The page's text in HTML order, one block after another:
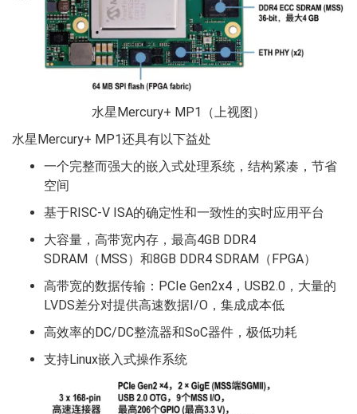
水星Mercury+ MP1（上视图）
水星Mercury+ MP1还具有以下益处
一个完整而强大的嵌入式处理系统，结构紧凑，节省
空间
基于RISC-V ISA的确定性和一致性的实时应用平台
大容量，高带宽内存，最高4GB DDR4
SDRAM（MSS）和8GB DDR4 SDRAM（FPGA）
高带宽的数据传输：PCIe Gen2x4，USB2.0，大量的
LVDS差分对提供高速数据I/O，集成成本低
高效率的DC/DC整流器和SoC器件，极低功耗
支持Linux嵌入式操作系统